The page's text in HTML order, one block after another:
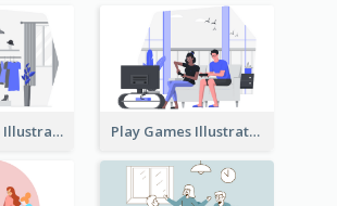
Clothes Shop Illustration Play Games Illustration